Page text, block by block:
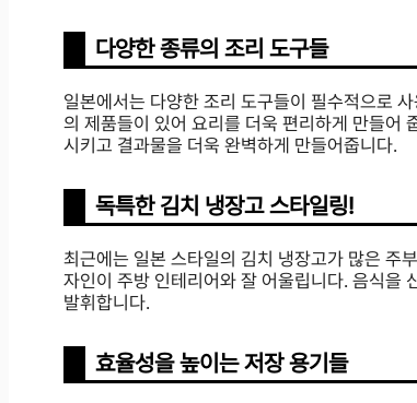
다양한 종류의 조리 도구들
일본에서는 다양한 조리 도구들이 필수적으로
의 제품들이 있어 요리를 더욱 편리하게 만들어
시키고 결과물을 더욱 완벽하게 만들어줍니다.
독특한 김치 냉장고 스타일링!
최근에는 일본 스타일의 김치 냉장고가 많은 주
자인이 주방 인테리어와 잘 어울립니다. 음식을
발휘합니다.
효율성을 높이는 저장 용기들